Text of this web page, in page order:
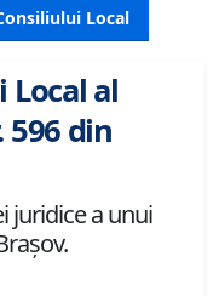
Local
Local al
din
juridice a unui